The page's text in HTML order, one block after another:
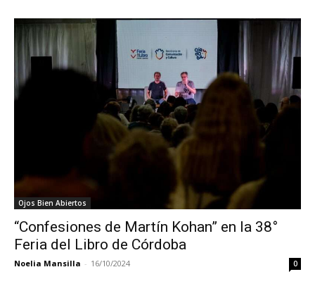
Ojos Bien Abiertos
“Confesiones de Martín Kohan” en la 38°
Feria del Libro de Córdoba
Noelia Mansilla - 16/10/2024 0